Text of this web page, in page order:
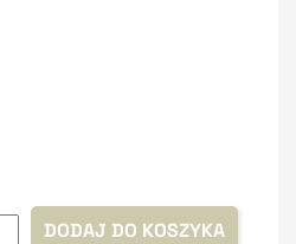
DODAJ DO KOSZYKA